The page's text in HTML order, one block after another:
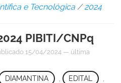
e Tecnológica /2024
PIBITI/CNPq
15/04/2024 — última
DIAMANTINA EDITAL